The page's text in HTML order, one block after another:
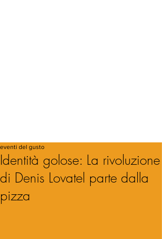
Identità golose: La rivoluzione
di Denis Lovatel parte dalla
pizza
eventi del gusto